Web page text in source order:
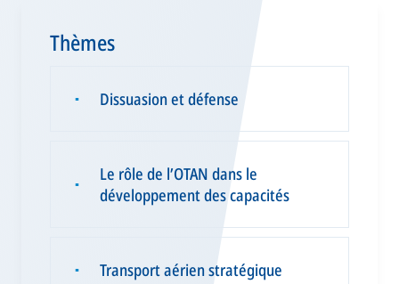
Thèmes
▪ Dissuasion et défense
▪
Le rôle de l’OTAN dans le
développement des capacités
▪ Transport aérien stratégique